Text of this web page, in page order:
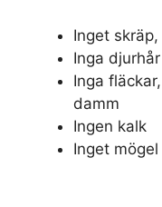
Inget
Inga
Inga
damm
Ingen kalk
Inget mögel